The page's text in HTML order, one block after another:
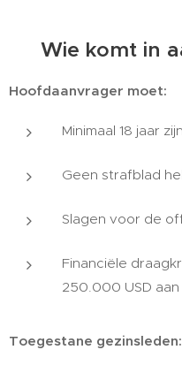
👨‍👩‍👧‍👦 Wie komt
Hoofdaanvrager moet:
Minimaal 18 jaar zijn
Geen strafblad
Slagen voor de
Financiële
250.000 USD
Toegestane gezinsleden: